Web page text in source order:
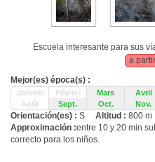
Escuela interesante para sus
a
Mejor(es) época(s) :
Janvier Février Mars Avril
Août
Sept. Oct. Nov.
Orientación(es) : S Altitud : 800 m
Approximación :entre 10 y 20 min
correcto para los niños.